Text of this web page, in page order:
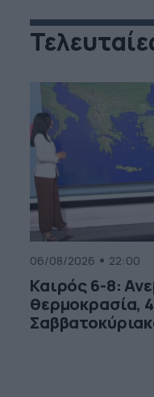
06/08/2026 22:00
Καιρός 6-8:
θερμοκρασία,